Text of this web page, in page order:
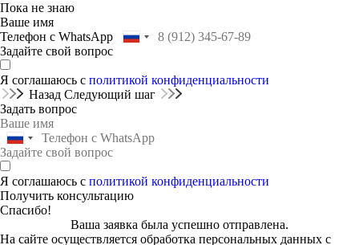
Пока не знаю
Ваше имя
Телефон с WhatsApp
Задайте свой вопрос
Я соглашаюсь с политикой конфиденциальности
Назад Следующий шаг
Задать вопрос
Я соглашаюсь с политикой конфиденциальности
Получить консультацию
Спасибо!
Ваша заявка была успешно отправлена.
На сайте осуществляется обработка персональных данных с